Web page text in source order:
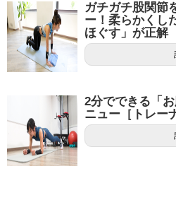
ガチガチ股関節
ー！柔らかくし
ほぐす」が正解
2分でできる「
ニュー［トレー